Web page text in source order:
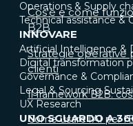
Operations & Supply
Technical assistance &
INNOVARE
Artificial Intelligence &
Digital transformation
Governance &
Legal & Sourcing
UX Research
UNO SGUARDO A
Cos'è e come
B2B
Strategie operative
clienti
Il framework B2B:
Come usare l'AI per